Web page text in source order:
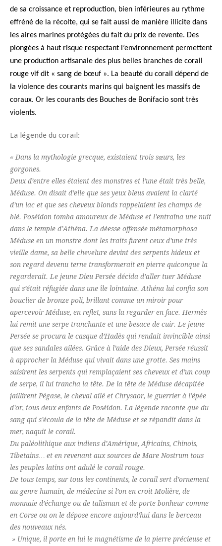
de sa croissance et reproduction, bien inférieures au rythme
effréné de la récolte, qui se fait aussi de manière illicite dans
les aires marines protégées du fait du prix de revente. Des
plongées à haut risque respectant l’environnement permettent
une production artisanale des plus belles branches de corail
rouge vif dit « sang de bœuf ». La beauté du corail dépend de
la violence des courants marins qui baignent les massifs de
coraux. Or les courants des Bouches de Bonifacio sont très
violents.
La légende du corail:
« Dans la mythologie grecque, existaient trois sœurs, les
gorgones.
Deux d’entre elles étaient des monstres et l’une était très belle,
Méduse. On disait d’elle que ses yeux bleus avaient la clarté
d’un lac et que ses cheveux blonds rappelaient les champs de
blé. Poséidon tomba amoureux de Méduse et l’entraîna une nuit
dans le temple d’Athéna. La déesse offensée métamorphosa
Méduse en un monstre dont les traits furent ceux d’une très
vieille dame, sa belle chevelure devint des serpents hideux et
son regard devenu terne transformerait en pierre quiconque la
regarderait. Le jeune Dieu Persée décida d’aller tuer Méduse
qui s’était réfugiée dans une île lointaine. Athéna lui confia son
bouclier de bronze poli, brillant comme un miroir pour
apercevoir Méduse, en reflet, sans la regarder en face. Hermès
lui remit une serpe tranchante et une besace de cuir. Le jeune
Persée se procura le casque d’Hadès qui rendait invincible ainsi
que ses sandales ailées. Grâce à l’aide des Dieux, Persée réussit
à approcher la Méduse qui vivait dans une grotte. Ses mains
saisirent les serpents qui remplaçaient ses cheveux et d’un coup
de serpe, il lui trancha la tête. De la tête de Méduse décapitée
jaillirent Pégase, le cheval ailé et Chrysaor, le guerrier à l’épée
d’or, tous deux enfants de Poséidon. La légende raconte que du
sang qui s’écoula de la tête de Méduse et se répandit dans la
mer, naquit le corail.
Du paléolithique aux indiens d’Amérique, Africains, Chinois,
Tibetains… et en revenant aux sources de Mare Nostrum tous
les peuples latins ont adulé le corail rouge.
De tous temps, sur tous les continents, le corail sert d’ornement
au genre humain, de médecine si l’on en croit Molière, de
monnaie d’échange ou de talisman et de porte bonheur comme
en Corse ou on le dépose encore aujourd’hui dans le berceau
des nouveaux nés.
» Unique, il porte en lui le magnétisme de la pierre précieuse et